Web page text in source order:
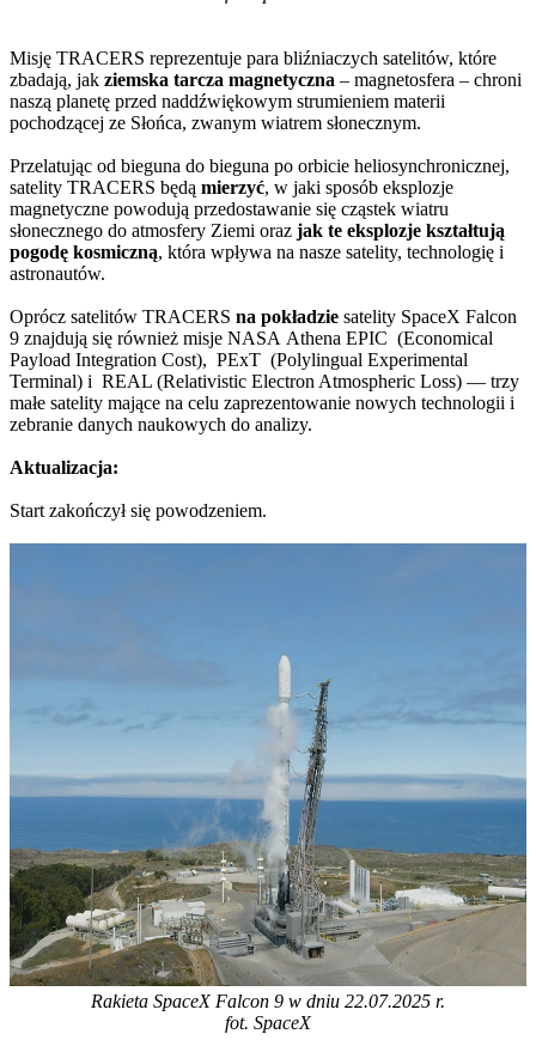
Misję TRACERS reprezentuje para bliźniaczych satelitów, które
zbadają, jak ziemska tarcza magnetyczna – magnetosfera – chroni
naszą planetę przed naddźwiękowym strumieniem materii
pochodzącej ze Słońca, zwanym wiatrem słonecznym.
Przelatując od bieguna do bieguna po orbicie heliosynchronicznej,
satelity TRACERS będą mierzyć, w jaki sposób eksplozje
magnetyczne powodują przedostawanie się cząstek wiatru
słonecznego do atmosfery Ziemi oraz jak te eksplozje kształtują
pogodę kosmiczną, która wpływa na nasze satelity, technologię i
astronautów.
Oprócz satelitów TRACERS na pokładzie satelity SpaceX Falcon
9 znajdują się również misje NASA Athena EPIC (Economical
Payload Integration Cost), PExT (Polylingual Experimental
Terminal) i REAL (Relativistic Electron Atmospheric Loss) — trzy
małe satelity mające na celu zaprezentowanie nowych technologii i
zebranie danych naukowych do analizy.
Aktualizacja:
Start zakończył się powodzeniem.
Rakieta SpaceX Falcon 9 w dniu 22.07.2025 r.
fot. SpaceX